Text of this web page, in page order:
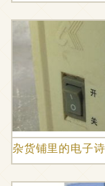
杂货铺里的电子